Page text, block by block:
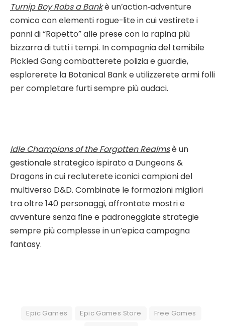
Turnip Boy Robs a Bankè un’action‑adventure
comico con elementi rogue-lite in cui vestirete i
panni di “Rapetto” alle prese con la rapina più
bizzarra di tutti i tempi. In compagnia del temibile
Pickled Gang combatterete polizia e guardie,
esplorerete la Botanical Bank e utilizzerete armi folli
per completare furti sempre più audaci.
Idle Champions of the Forgotten Realmsè un
gestionale strategico ispirato a Dungeons &
Dragons in cui recluterete iconici campioni del
multiverso D&D. Combinate le formazioni migliori
tra oltre 140 personaggi, affrontate mostri e
avventure senza fine e padroneggiate strategie
sempre più complesse in un’epica campagna
fantasy.
Epic Games Epic Games Store
Free Games